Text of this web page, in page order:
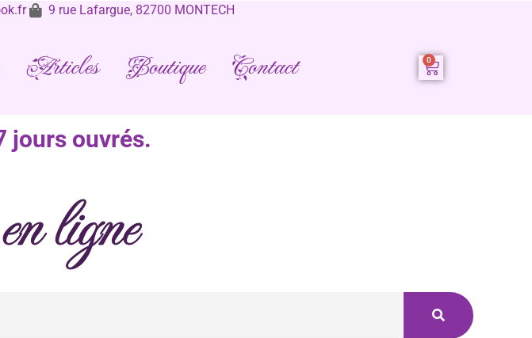
9 rue Lafargue, 82700 MONTECH
Articles Boutique Contact
jours ouvrés.
ligne